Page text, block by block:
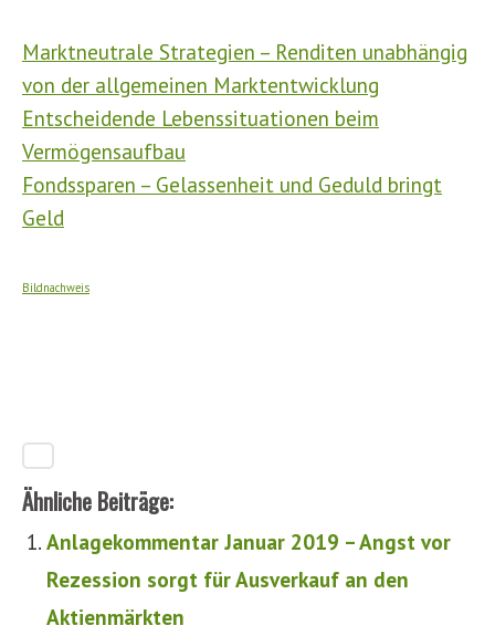
Marktneutrale Strategien – Renditen unabhängig
von der allgemeinen Marktentwicklung
Entscheidende Lebenssituationen beim
Vermögensaufbau
Fondssparen – Gelassenheit und Geduld bringt
Geld
Bildnachweis
Ähnliche Beiträge:
Anlagekommentar Januar 2019 – Angst vor
Rezession sorgt für Ausverkauf an den
Aktienmärkten